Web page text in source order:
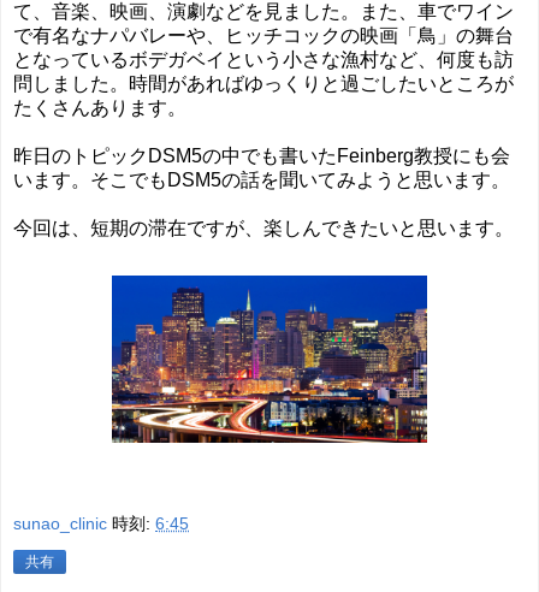
て、音楽、映画、演劇などを見ました。また、車でワイン
で有名なナパバレーや、ヒッチコックの映画「鳥」の舞台
となっているボデガベイという小さな漁村など、何度も訪
問しました。時間があればゆっくりと過ごしたいところが
たくさんあります。
昨日のトピックDSM5の中でも書いたFeinberg教授にも会
います。そこでもDSM5の話を聞いてみようと思います。
今回は、短期の滞在ですが、楽しんできたいと思います。
sunao_clinic 時刻: 6:45
共有